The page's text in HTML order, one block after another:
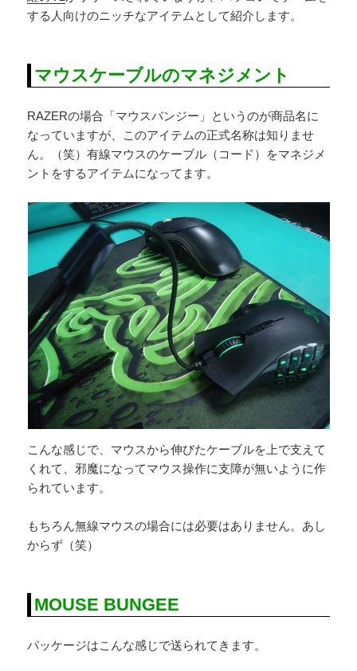
する人向けのニッチなアイテムとして紹介します。
マウスケーブルのマネジメント
RAZERの場合「マウスバンジー」というのが商品名に
なっていますが、このアイテムの正式名称は知りませ
ん。（笑）有線マウスのケーブル（コード）をマネジメ
ントをするアイテムになってます。
こんな感じで、マウスから伸びたケーブルを上で支えて
くれて、邪魔になってマウス操作に支障が無いように作
られています。
もちろん無線マウスの場合には必要はありません。あし
からず（笑）
MOUSE BUNGEE
パッケージはこんな感じで送られてきます。